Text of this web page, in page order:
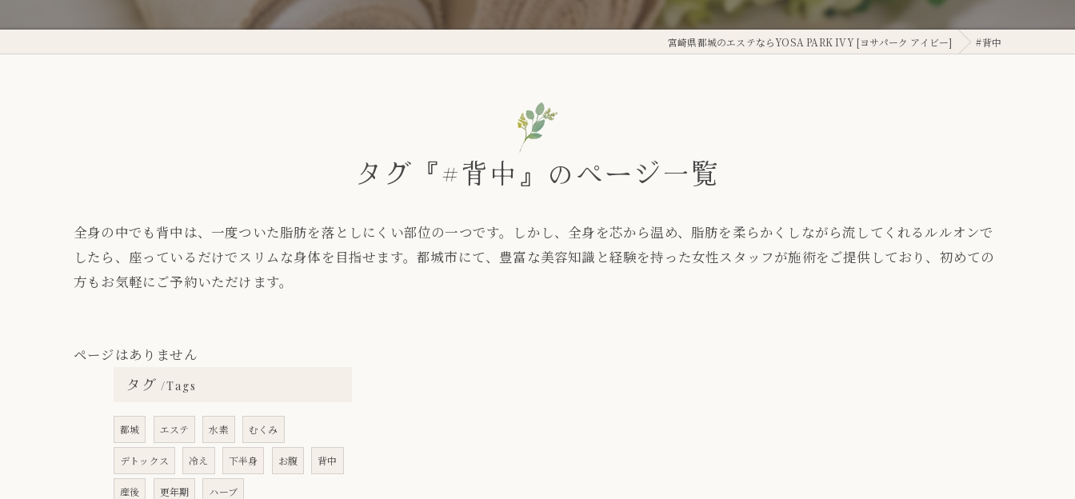
宮崎県都城のエステならYOSA PARK IVY [ヨサパーク アイビー] #背中
タグ『#背中』のページ一覧
全身の中でも背中は、一度ついた脂肪を落としにくい部位の一つです。しかし、全身を芯から温め、脂肪を柔らかくしながら流してくれるルルオンで
したら、座っているだけでスリムな身体を目指せます。都城市にて、豊富な美容知識と経験を持った女性スタッフが施術をご提供しており、初めての
方もお気軽にご予約いただけます。
ページはありません
タグ
Tags
都城 エステ 水素 むくみ
デトックス 冷え 下半身 お腹 背中
産後 更年期 ハーブ